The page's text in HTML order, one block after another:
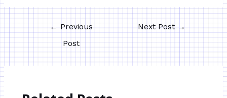
← Previous
Post
Next Post →